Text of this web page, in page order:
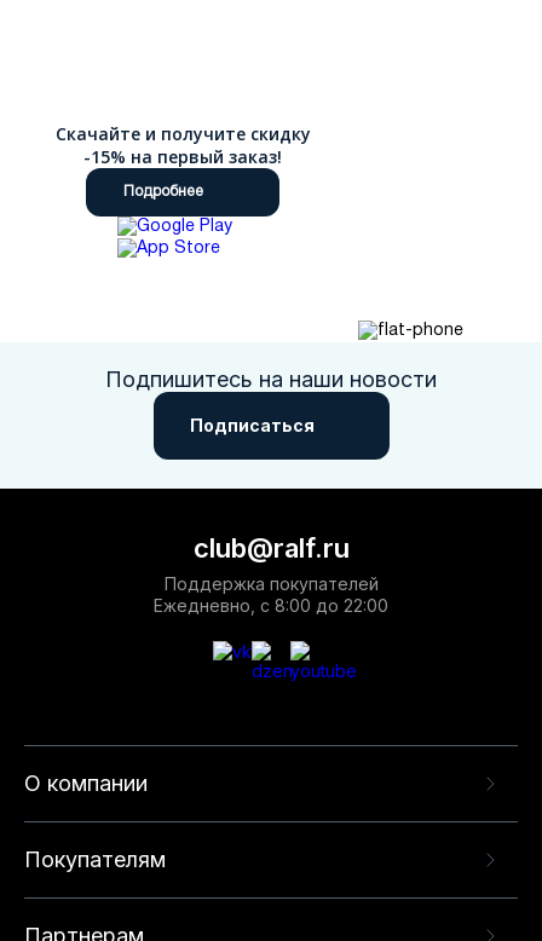
Скачайте и получите скидку
-15% на первый заказ!
Подробнее
Подпишитесь на наши новости
Подписаться
О компании
Покупателям
Партнерам
club@ralf.ru
Поддержка покупателей
Ежедневно, с 8:00 до 22:00